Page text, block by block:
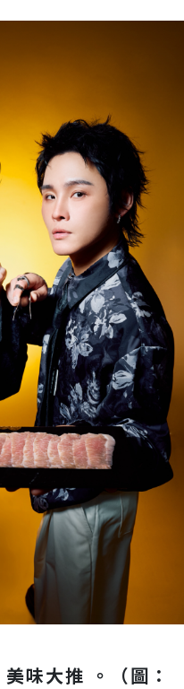
味大推 。（圖：